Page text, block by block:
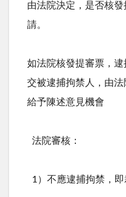
由法院決定，是否核
請。
如法院核發提審票，
交被逮捕拘禁人，由法
給予陳述意見機會
法院審核：
1）不應逮捕拘禁，